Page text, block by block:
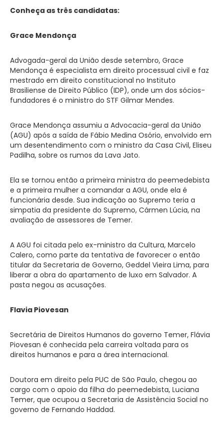
Conheça as três candidatas:
Grace Mendonça
Advogada-geral da União desde setembro, Grace
Mendonça é especialista em direito processual civil e faz
mestrado em direito constitucional no Instituto
Brasiliense de Direito Público (IDP), onde um dos sócios-
fundadores é o ministro do STF Gilmar Mendes.
Grace Mendonça assumiu a Advocacia-geral da União
(AGU) após a saída de Fábio Medina Osório, envolvido em
um desentendimento com o ministro da Casa Civil, Eliseu
Padilha, sobre os rumos da Lava Jato.
Ela se tornou então a primeira ministra do peemedebista
e a primeira mulher a comandar a AGU, onde ela é
funcionária desde. Sua indicação ao Supremo teria a
simpatia da presidente do Supremo, Cármen Lúcia, na
avaliação de assessores de Temer.
A AGU foi citada pelo ex-ministro da Cultura, Marcelo
Calero, como parte da tentativa de favorecer o então
titular da Secretaria de Governo, Geddel Vieira Lima, para
liberar a obra do apartamento de luxo em Salvador. A
pasta negou as acusações.
Flavia Piovesan
Secretária de Direitos Humanos do governo Temer, Flávia
Piovesan é conhecida pela carreira voltada para os
direitos humanos e para a área internacional.
Doutora em direito pela PUC de São Paulo, chegou ao
cargo com o apoio da filha do peemedebista, Luciana
Temer, que ocupou a Secretaria de Assistência Social no
governo de Fernando Haddad.